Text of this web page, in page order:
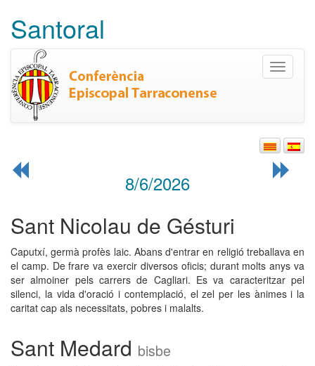
Santoral
Toggle
8/6/2026
Sant Nicolau de Gésturi
Caputxí, germà profès laic. Abans d'entrar en religió treballava en
el camp. De frare va exercir diversos oficis; durant molts anys va
ser almoiner pels carrers de Cagliari. Es va caracteritzar pel
silenci, la vida d'oració i contemplació, el zel per les ànimes i la
caritat cap als necessitats, pobres i malalts.
Sant Medard bisbe